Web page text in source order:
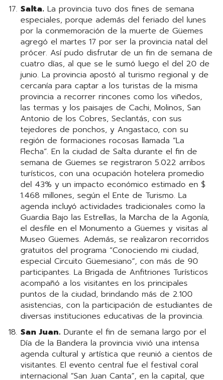
Salta. La provincia tuvo dos fines de semana
especiales, porque además del feriado del lunes
por la conmemoración de la muerte de Güemes
agregó el martes 17 por ser la provincia natal del
prócer. Así pudo disfrutar de un fin de semana de
cuatro días, al que se le sumó luego el del 20 de
junio. La provincia apostó al turismo regional y de
cercanía para captar a los turistas de la misma
provincia a recorrer rincones como los viñedos,
las termas y los paisajes de Cachi, Molinos, San
Antonio de los Cobres, Seclantás, con sus
tejedores de ponchos, y Angastaco, con su
región de formaciones rocosas llamada “La
Flecha”. En la ciudad de Salta durante el fin de
semana de Güemes se registraron 5.022 arribos
turísticos, con una ocupación hotelera promedio
del 43% y un impacto económico estimado en $
1.468 millones, según el Ente de Turismo. La
agenda incluyó actividades tradicionales como la
Guardia Bajo las Estrellas, la Marcha de la Agonía,
el desfile en el Monumento a Güemes y visitas al
Museo Güemes. Además, se realizaron recorridos
gratuitos del programa “Conociendo mi ciudad,
especial Circuito Güemesiano”, con más de 90
participantes. La Brigada de Anfitriones Turísticos
acompañó a los visitantes en los principales
puntos de la ciudad, brindando más de 2.100
asistencias, con la participación de estudiantes de
diversas instituciones educativas de la provincia.
San Juan. Durante el fin de semana largo por el
Día de la Bandera la provincia vivió una intensa
agenda cultural y artística que reunió a cientos de
visitantes. El evento central fue el festival coral
internacional “San Juan Canta”, en la capital, que